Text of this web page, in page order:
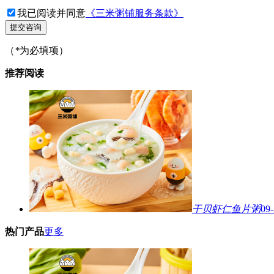
我已阅读并同意 《三米粥铺服务条款》
提交咨询
（*为必填项）
推荐阅读
干贝虾仁鱼片粥
热门产品更多